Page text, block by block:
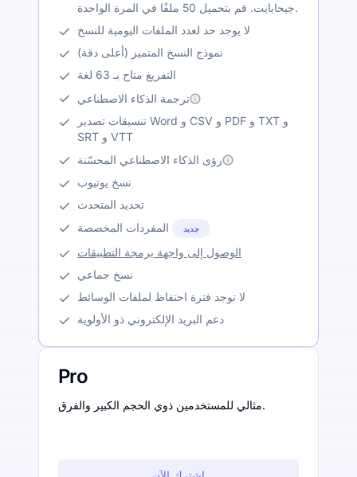
جيجابايت. قم بتحميل 50 ملفًا في المرة الواحدة.
لا يوجد حد لعدد الملفات اليومية للنسخ
نموذج النسخ المتميز (أعلى دقة)
التفريغ متاح بـ 63 لغة
ترجمة الذكاء الاصطناعي
تنسيقات تصدير Word و CSV و PDF و TXT و
SRT و VTT
رؤى الذكاء الاصطناعي المحسّنة
نسخ يوتيوب
تحديد المتحدث
المفردات المخصصة
جديد
الوصول إلى واجهة برمجة التطبيقات
نسخ جماعي
لا توجد فترة احتفاظ لملفات الوسائط
دعم البريد الإلكتروني ذو الأولوية
Pro
مثالي للمستخدمين ذوي الحجم الكبير والفرق.